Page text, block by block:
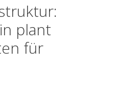
plant
für